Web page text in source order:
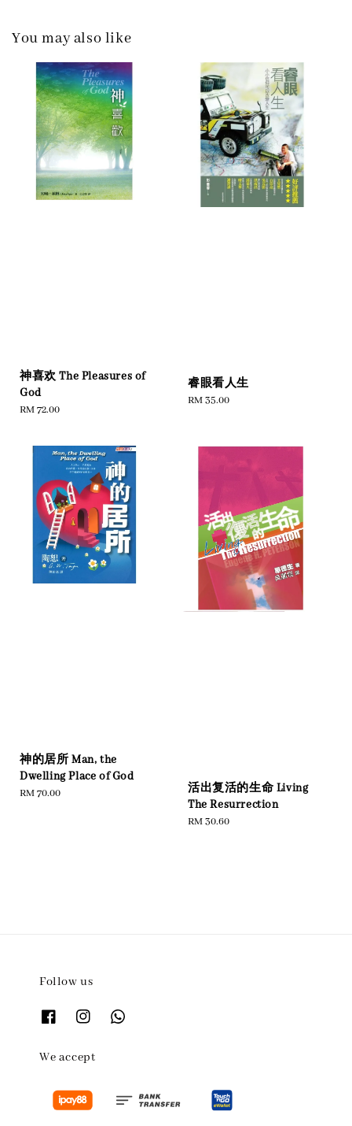
You may also like
神喜欢 The Pleasures of
God
Regular
RM 72.00
睿眼看人生
Regular
RM 35.00
神的居所 Man, the
Dwelling Place of God
Regular
RM 70.00
活出复活的生命 Living
The Resurrection
Regular
RM 30.60
Follow us
We accept